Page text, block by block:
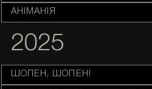
АНІМАНІЯ
2025
ШОПЕН, ШОПЕН!